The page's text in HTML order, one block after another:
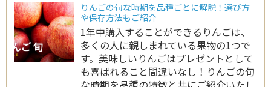
りんごの旬な時期を品種ごとに解説！選び方
や保存方法もご紹介
1年中購入することができるりんごは、
多くの人に親しまれている果物の1つで
す。美味しいりんごはプレゼントとして
も喜ばれること間違いなし！りんごの旬